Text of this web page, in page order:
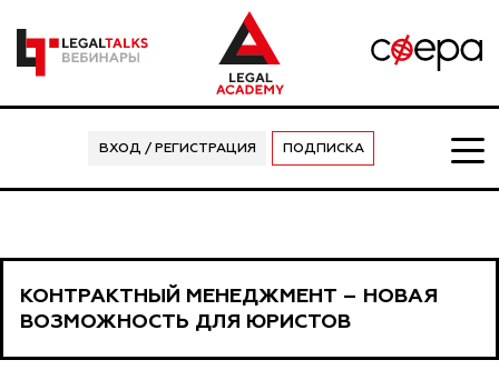
ВХОД / РЕГИСТРАЦИЯ ПОДПИСКА
КОНТРАКТНЫЙ МЕНЕДЖМЕНТ – НОВАЯ
ВОЗМОЖНОСТЬ ДЛЯ ЮРИСТОВ